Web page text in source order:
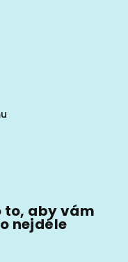
aby vám
nejdéle